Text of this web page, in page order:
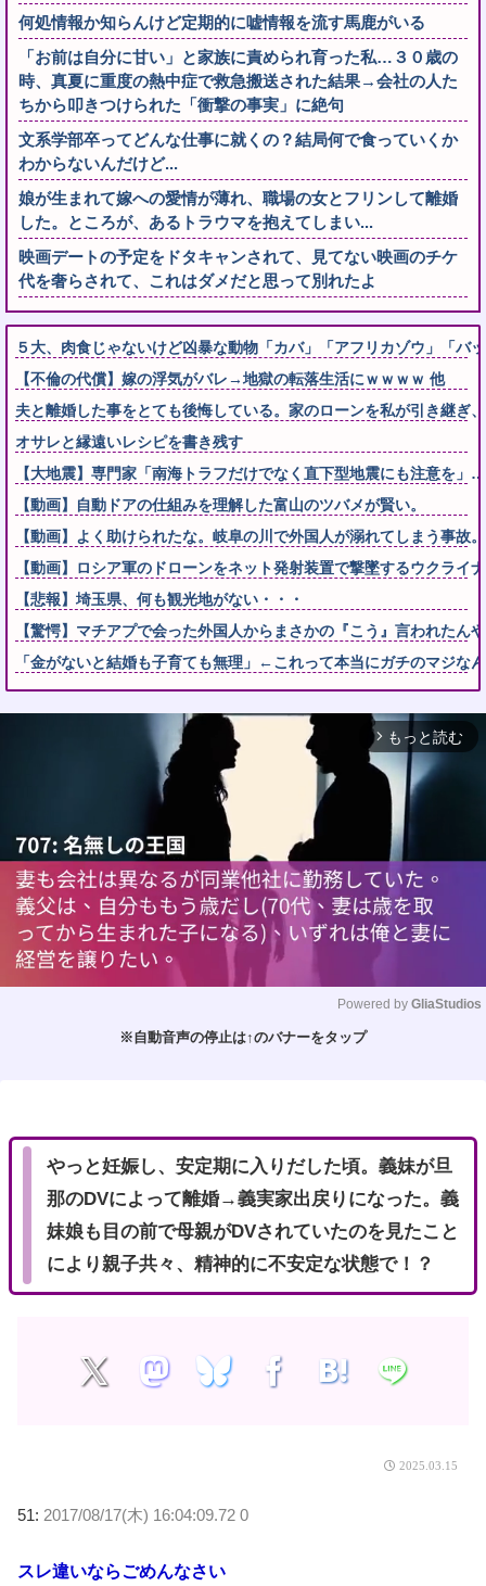
何処情報か知らんけど定期的に嘘情報を流す馬鹿がいる
「お前は自分に甘い」と家族に責められ育った私…３０歳の
時、真夏に重度の熱中症で救急搬送された結果→会社の人た
ちから叩きつけられた「衝撃の事実」に絶句
文系学部卒ってどんな仕事に就くの？結局何で食っていくか
わからないんだけど...
娘が生まれて嫁への愛情が薄れ、職場の女とフリンして離婚
した。ところが、あるトラウマを抱えてしまい...
映画デートの予定をドタキャンされて、見てない映画のチケ
代を奢らされて、これはダメだと思って別れたよ
５大、肉食じゃないけど凶暴な動物「カバ」「アフリカゾウ」「バ
【不倫の代償】嫁の浮気がバレ→地獄の転落生活にｗｗｗｗ 他
夫と離婚した事をとても後悔している。家のローンを私が引き継ぎ
オサレと縁遠いレシピを書き残す
【大地震】専門家「南海トラフだけでなく直下型地震にも注意を
【動画】自動ドアの仕組みを理解した富山のツバメが賢い。
【動画】よく助けられたな。岐阜の川で外国人が溺れてしまう事故。
【動画】ロシア軍のドローンをネット発射装置で撃墜するウクライ
【悲報】埼玉県、何も観光地がない・・・
【驚愕】マチアプで会った外国人からまさかの『こう』言われたん
「金がないと結婚も子育ても無理」←これって本当にガチのマジな
arrow_forward_ios もっと読む
Powered by GliaStudios
※自動音声の停止は↑のバナーをタップ
やっと妊娠し、安定期に入りだした頃。義妹が旦
那のDVによって離婚→義実家出戻りになった。義
妹娘も目の前で母親がDVされていたのを見たこと
により親子共々、精神的に不安定な状態で！？
2025.03.15
51: 2017/08/17(木) 16:04:09.72 0
スレ違いならごめんなさい